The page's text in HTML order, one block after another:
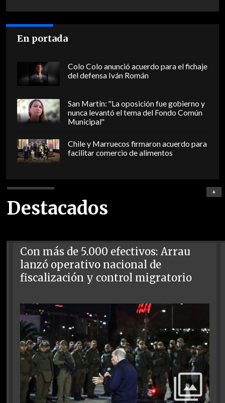
En portada
Colo Colo anunció acuerdo para el fichaje
del defensa Iván Román
San Martín: "La oposición fue gobierno y
nunca levantó el tema del Fondo Común
Municipal"
Chile y Marruecos firmaron acuerdo para
facilitar comercio de alimentos
Destacados
+
Con más de 5.000 efectivos: Arrau
lanzó operativo nacional de
fiscalización y control migratorio